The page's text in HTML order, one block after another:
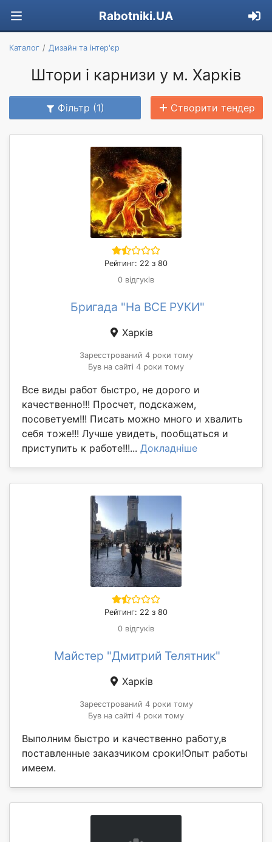
Rabotniki.UA
Каталог Дизайн та інтер'єр
Штори і карнизи у м. Харків
Фільтр (1) Створити тендер
Рейтинг: 22 з 80
0 відгуків
Бригада "На ВСЕ РУКИ"
Харків
Зареєстрований 4 роки тому
Був на сайті 4 роки тому
Все виды работ быстро, не дорого и
качественно!!! Просчет, подскажем,
посоветуем!!! Писать можно много и хвалить
себя тоже!!! Лучше увидеть, пообщаться и
приступить к работе!!!... Докладніше
Рейтинг: 22 з 80
0 відгуків
Майстер "Дмитрий Телятник"
Харків
Зареєстрований 4 роки тому
Був на сайті 4 роки тому
Выполним быстро и качественно работу,в
поставленные заказчиком сроки!Опыт работы
имеем.